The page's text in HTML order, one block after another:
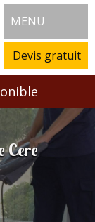
MENU
Devis gratuit
Cere